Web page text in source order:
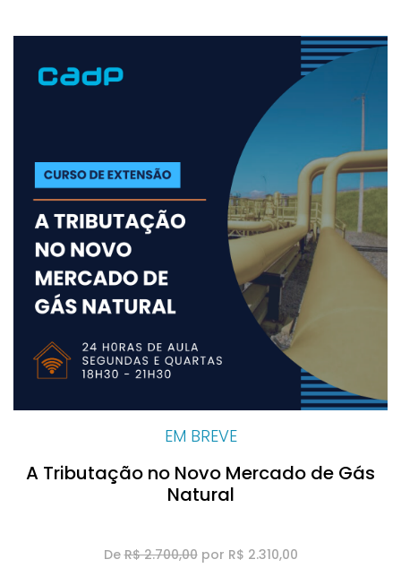
EM BREVE
A Tributação no Novo Mercado de Gás
Natural
DeR$ 2.700,00por R$ 2.310,00